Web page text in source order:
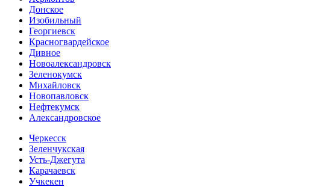
Донское
Изобильный
Георгиевск
Красногвардейское
Дивное
Новоалександровск
Зеленокумск
Михайловск
Новопавловск
Нефтекумск
Александровское
Черкесск
Зеленчукская
Усть-Джегута
Карачаевск
Учкекен